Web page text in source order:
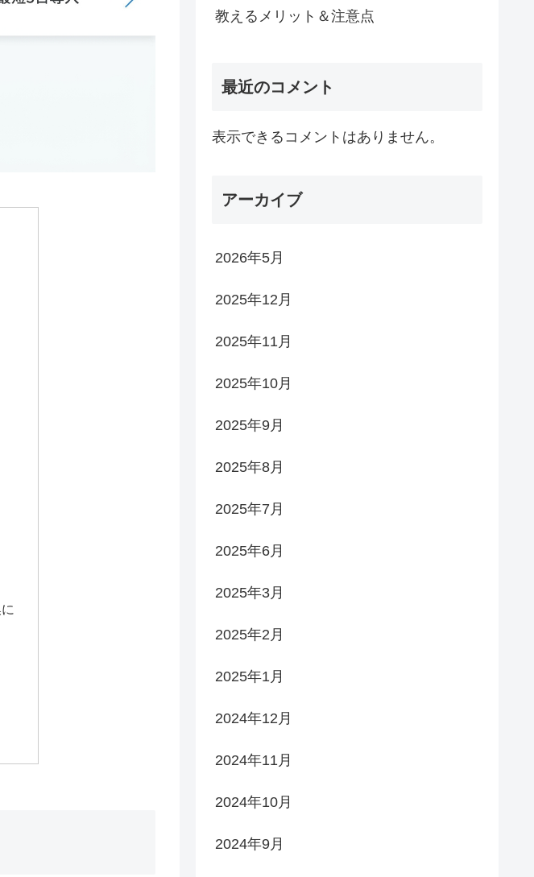
教えるメリット＆注意点
最近のコメント
表示できるコメントはありません。
アーカイブ
2026年5月
2025年12月
2025年11月
2025年10月
2025年9月
2025年8月
2025年7月
2025年6月
2025年3月
2025年2月
2025年1月
2024年12月
2024年11月
2024年10月
2024年9月